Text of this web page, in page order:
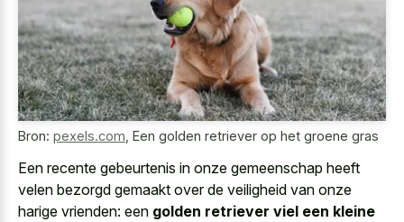
Bron: pexels.com Een golden retriever op het groene gras
Een recente gebeurtenis in onze gemeenschap heeft
velen bezorgd gemaakt over de veiligheid van onze
harige vrienden: een golden retriever viel een kleine